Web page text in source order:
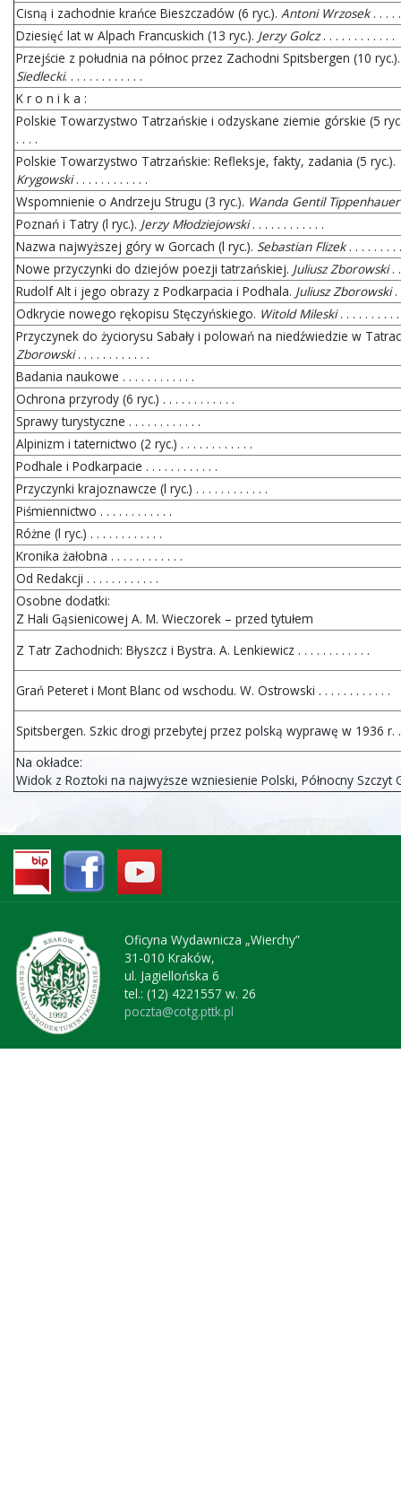
Cisną i zachodnie krańce Bieszczadów (6 ryc.). Antoni Wrzosek. . . .
Dziesięć lat w Alpach Francuskich (13 ryc.). Jerzy Golcz. . . . . . . . . . . .
Przejście z południa na północ przez Zachodni Spitsbergen (10
Siedlecki. . . . . . . . . . . . .
K r o n i k a :
Polskie Towarzystwo Tatrzańskie i odzyskane ziemie górskie (5
. . . .
Polskie Towarzystwo Tatrzańskie: Refleksje, fakty, zadania (5 ryc.).
Krygowski. . . . . . . . . . . .
Wspomnienie o Andrzeju Strugu (3 ryc.). Wanda Gentil Tippenhauer
Poznań i Tatry (l ryc.). Jerzy Młodziejowski. . . . . . . . . . . .
Nazwa najwyższej góry w Gorcach (l ryc.). Sebastian Flizek. . . . . . . .
Nowe przyczynki do dziejów poezji tatrzańskiej. Juliusz Zborowski.
Rudolf Alt i jego obrazy z Podkarpacia i Podhala. Juliusz Zborowski.
Odkrycie nowego rękopisu Stęczyńskiego. Witold Mileski. . . . . . . . .
Przyczynek do życiorysu Sabały i polowań na niedźwiedzie w
Zborowski. . . . . . . . . . . .
Badania naukowe . . . . . . . . . . . .
Ochrona przyrody (6 ryc.) . . . . . . . . . . . .
Sprawy turystyczne . . . . . . . . . . . .
Alpinizm i taternictwo (2 ryc.) . . . . . . . . . . . .
Podhale i Podkarpacie . . . . . . . . . . . .
Przyczynki krajoznawcze (l ryc.) . . . . . . . . . . . .
Piśmiennictwo . . . . . . . . . . . .
Różne (l ryc.) . . . . . . . . . . . .
Kronika żałobna . . . . . . . . . . . .
Od Redakcji . . . . . . . . . . . .
Osobne dodatki:
Z Hali Gąsienicowej A. M. Wieczorek – przed tytułem
Z Tatr Zachodnich: Błyszcz i Bystra. A. Lenkiewicz . . . . . . . . . . . .
Grań Peteret i Mont Blanc od wschodu. W. Ostrowski . . . . . . . . . . . .
Spitsbergen. Szkic drogi przebytej przez polską wyprawę w 1936 r. .
Na okładce:
Widok z Roztoki na najwyższe wzniesienie Polski, Północny Szczyt
Oficyna Wydawnicza „Wierchy”
31-010 Kraków,
ul. Jagiellońska 6
tel.: (12) 4221557 w. 26
poczta@cotg.pttk.pl